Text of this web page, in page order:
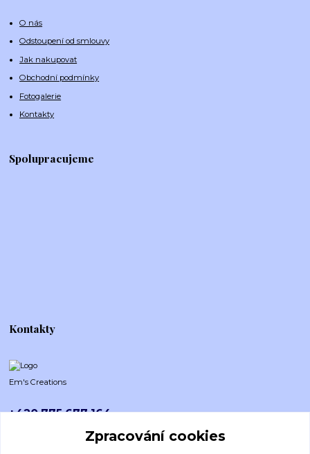
O nás
Odstoupení od smlouvy
Jak nakupovat
Obchodní podmínky
Fotogalerie
Kontakty
Spolupracujeme
Kontakty
Em's Creations
+420 775 677 164
Zpracování cookies